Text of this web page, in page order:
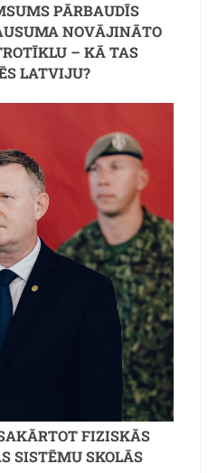
PĀRBAUDĪS
NOVĀJINĀTO
– KĀ TAS
LATVIJU?
FIZISKĀS
SISTĒMU SKOLĀS